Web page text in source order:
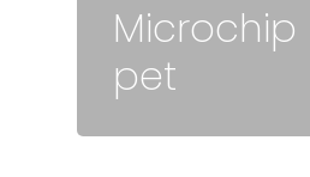
Microchip
pet